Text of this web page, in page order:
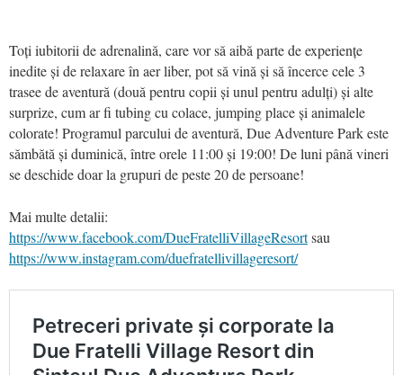
Toți iubitorii de adrenalină, care vor să aibă parte de experiențe
inedite și de relaxare în aer liber, pot să vină și să încerce cele 3
trasee de aventură (două pentru copii și unul pentru adulți) și alte
surprize, cum ar fi tubing cu colace, jumping place și animalele
colorate! Programul parcului de aventură, Due Adventure Park este
sămbătă și duminică, între orele 11:00 și 19:00! De luni până vineri
se deschide doar la grupuri de peste 20 de persoane!
Mai multe detalii:
https://www.facebook.com/DueFratelliVillageResortsau
https://www.instagram.com/duefratellivillageresort/